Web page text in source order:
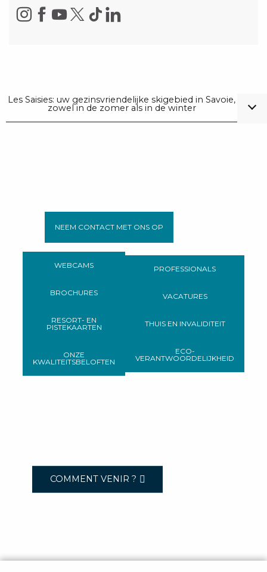
Les Saisies: uw gezinsvriendelijke skigebied in Savoie,
zowel in de zomer als in de winter
NEEM CONTACT MET ONS OP
WEBCAMS
BROCHURES
RESORT- EN
PISTEKAARTEN
ONZE
KWALITEITSBELOFTEN
PROFESSIONALS
VACATURES
THUIS EN INVALIDITEIT
ECO-
VERANTWOORDELIJKHEID
COMMENT VENIR ?